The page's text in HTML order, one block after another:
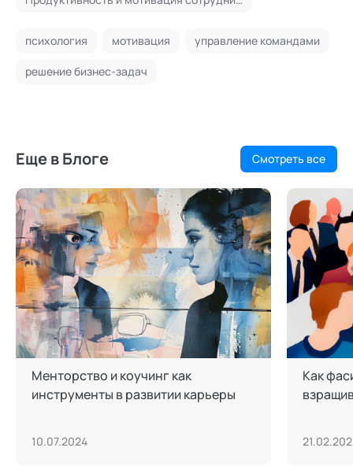
психология мотивация управление командами
решение бизнес-задач
Еще в Блоге Смотреть все
Менторство и коучинг как
инструменты в развитии карьеры
10.07.2024
Как